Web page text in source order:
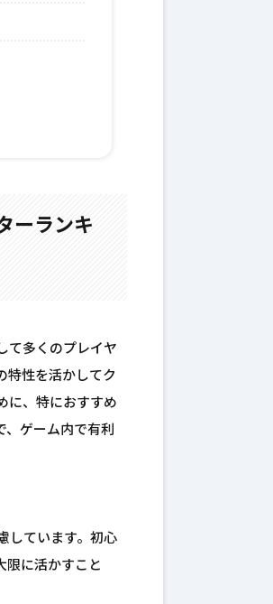
ーランキ
て多くのプレイヤ
特性を活かしてク
に、特におすすめ
、ゲーム内で有利
しています。初心
限に活かすこと